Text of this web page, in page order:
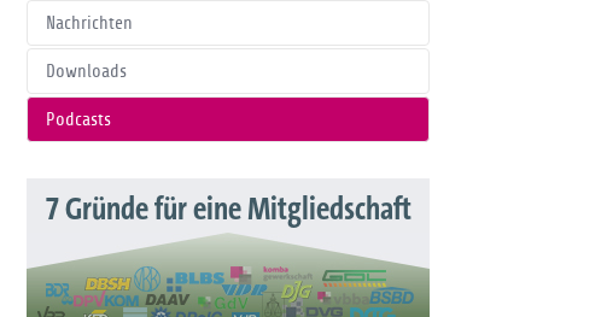
Nachrichten
Downloads
Podcasts
7 Gründe für eine Mitgliedschaft